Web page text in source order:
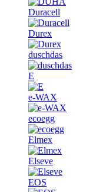
Duracell
Durex
duschdas
E
e-WAX
ecoegg
Elmex
Elseve
EOS